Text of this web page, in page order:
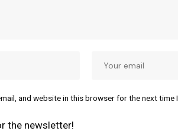
and website in this browser for the next time
the newsletter!